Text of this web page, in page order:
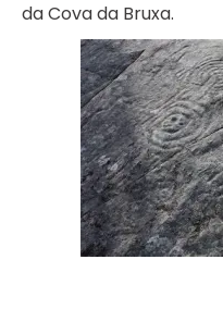
da Cova da Bruxa.